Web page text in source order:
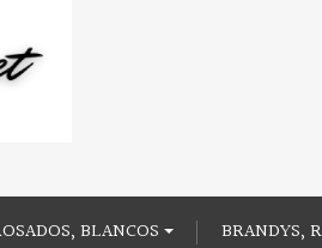
BLANCOS BRANDYS,